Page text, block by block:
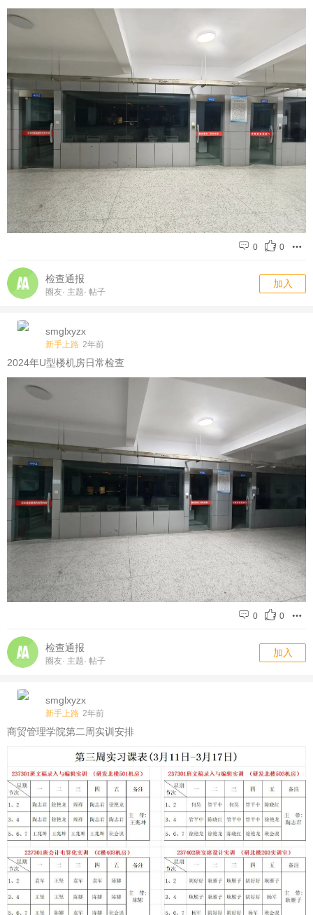
0
0
加入
检查通报
圈友· 主题· 帖子
smglxyzx
新手上路 2年前
2024年U型楼机房日常检查
0
0
加入
检查通报
圈友· 主题· 帖子
smglxyzx
新手上路 2年前
商贸管理学院第二周实训安排